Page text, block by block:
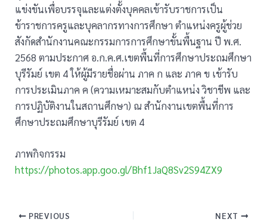
แข่งขันเพื่อบรรจุและแต่งตั้งบุคคลเข้ารับราชการเป็น
ข้าราชการครูและบุคลากรทางการศึกษา ตำแหน่งครูผู้ช่วย
สังกัดสำนักงานคณะกรรมการการศึกษาขั้นพื้นฐาน ปี พ.ศ.
2568 ตามประกาศ อ.ก.ค.ศ.เขตพื้นที่การศึกษาประถมศึกษา
บุรีรัมย์ เขต 4 ให้ผู้มีรายชื่อผ่าน ภาค ก และ ภาค ข เข้ารับ
การประเมินภาค ค (ความเหมาะสมกับตำแหน่ง วิชาชีพ และ
การปฏิบัติงานในสถานศึกษา) ณ สำนักงานเขตพื้นที่การ
ศึกษาประถมศึกษาบุรีรัมย์ เขต 4
ภาพกิจกรรม
https://photos.app.goo.gl/Bhf1JaQ8Sv2S94ZX9
PREVIOUS NEXT